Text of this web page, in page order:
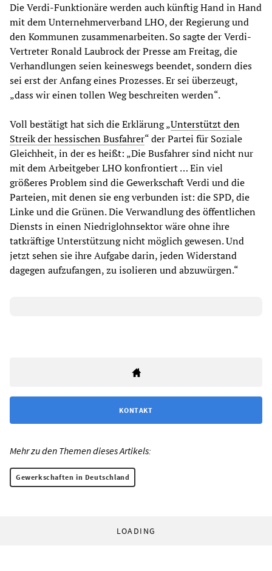
Die Verdi-Funktionäre werden auch künftig Hand in Hand
mit dem Unternehmerverband LHO, der Regierung und
den Kommunen zusammenarbeiten. So sagte der Verdi-
Vertreter Ronald Laubrock der Presse am Freitag, die
Verhandlungen seien keineswegs beendet, sondern dies
sei erst der Anfang eines Prozesses. Er sei überzeugt,
„dass wir einen tollen Weg beschreiten werden“.
Voll bestätigt hat sich die Erklärung „Unterstützt den
Streik der hessischen Busfahrer“ der Partei für Soziale
Gleichheit, in der es heißt: „Die Busfahrer sind nicht nur
mit dem Arbeitgeber LHO konfrontiert … Ein viel
größeres Problem sind die Gewerkschaft Verdi und die
Parteien, mit denen sie eng verbunden ist: die SPD, die
Linke und die Grünen. Die Verwandlung des öffentlichen
Diensts in einen Niedriglohnsektor wäre ohne ihre
tatkräftige Unterstützung nicht möglich gewesen. Und
jetzt sehen sie ihre Aufgabe darin, jeden Widerstand
dagegen aufzufangen, zu isolieren und abzuwürgen.“
KONTAKT
Mehr zu den Themen dieses Artikels:
Gewerkschaften in Deutschland
LOADING